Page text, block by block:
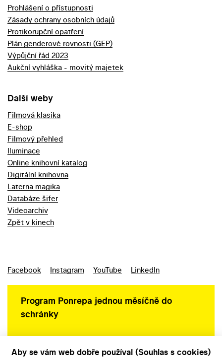
Prohlášení o přístupnosti
Zásady ochrany osobních údajů
Protikorupční opatření
Plán genderové rovnosti (GEP)
Výpůjční řád 2023
Aukční vyhláška - movitý majetek
Další weby
Filmová klasika
E-shop
Filmový přehled
Iluminace
Online knihovní katalog
Digitální knihovna
Laterna magika
Databáze šifer
Videoarchiv
Zpět v kinech
Facebook Instagram YouTube LinkedIn
Program Ponrepa jednou měsíčně do
schránky
Aby se vám web dobře používal (Souhlas s cookies)